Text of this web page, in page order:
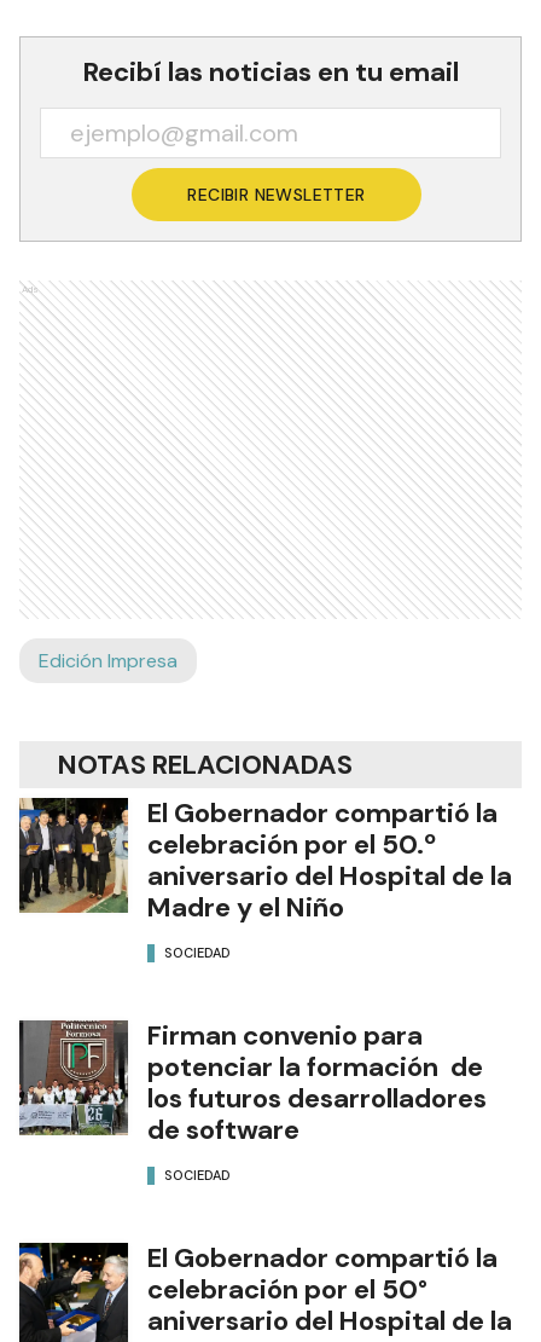
Recibí las noticias en tu email
RECIBIR NEWSLETTER
Ads
Edición Impresa
NOTAS RELACIONADAS
El Gobernador compartió la
celebración por el 50.º
aniversario del Hospital de la
Madre y el Niño
SOCIEDAD
Firman convenio para
potenciar la formación de
los futuros desarrolladores
de software
SOCIEDAD
El Gobernador compartió la
celebración por el 50°
aniversario del Hospital de la